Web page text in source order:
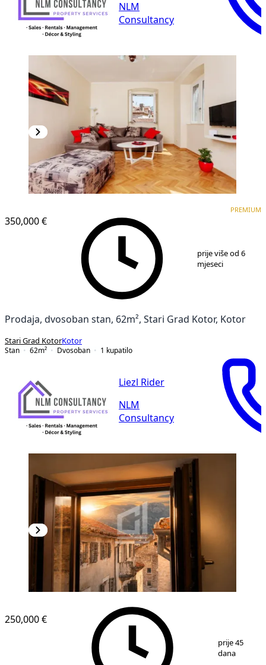
NLM
Consultancy
350,000 €
PREMIUM
prije više od 6
mjeseci
Prodaja, dvosoban stan, 62m², Stari Grad Kotor, Kotor
Stari Grad KotorKotor
Stan
62m² Dvosoban 1 kupatilo
Liezl Rider
NLM
Consultancy
250,000 €
prije 45
dana